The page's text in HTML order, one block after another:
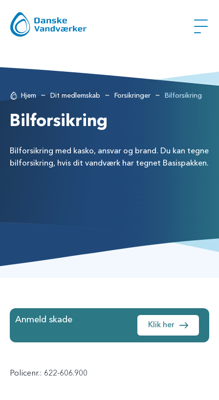
Hjem ~ Dit medlemskab ~ Forsikringer ~ Bilforsikring
Bilforsikring
Bilforsikring med kasko, ansvar og brand. Du kan tegne
bilforsikring, hvis dit vandværk har tegnet Basispakken.
Anmeld skade Klik her
Policenr.: 622-606.900